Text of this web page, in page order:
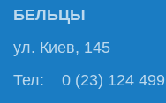
БЕЛЬЦЫ
ул. Киев, 145
Тел: 0 (23) 124 499